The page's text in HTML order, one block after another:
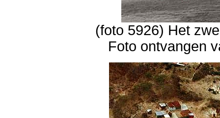
(foto 5926) Het
Foto ontvangen